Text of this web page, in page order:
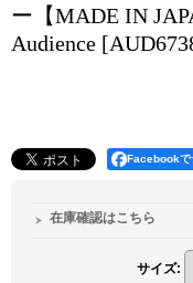
ー【MADE IN
Audience
Facebookで
在庫確認はこちら
サイズ: